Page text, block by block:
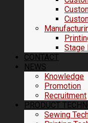
Stage
CONTACT
NEWS
Knowledge
Promotion
Recruitment
PRODUCT
Sewing